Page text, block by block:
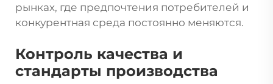
рынках, где предпочтения потребителей и
конкурентная среда постоянно меняются.
Контроль качества и
стандарты производства